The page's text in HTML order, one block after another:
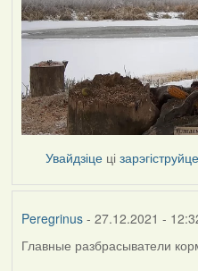
Увайдзіце ці
Peregrinus- 27.12.2021 -
Главные разбрасыватели